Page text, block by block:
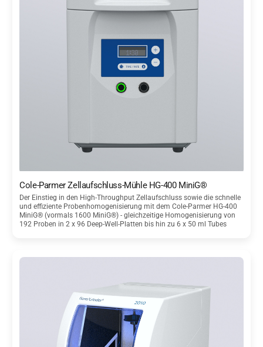
Cole-Parmer Zellaufschluss-Mühle HG-400 MiniG®
Der Einstieg in den High-Throughput Zellaufschluss sowie die schnelle
und effiziente Probenhomogenisierung mit dem Cole-Parmer HG-400
MiniG® (vormals 1600 MiniG®) - gleichzeitige Homogenisierung von
192 Proben in 2 x 96 Deep-Well-Platten bis hin zu 6 x 50 ml Tubes